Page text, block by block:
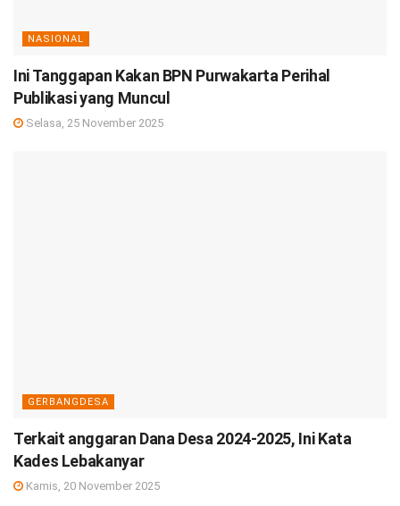
NASIONAL
Ini Tanggapan Kakan BPN Purwakarta Perihal
Publikasi yang Muncul
Selasa, 25 November 2025
GERBANGDESA
Terkait anggaran Dana Desa 2024-2025, Ini Kata
Kades Lebakanyar
Kamis, 20 November 2025